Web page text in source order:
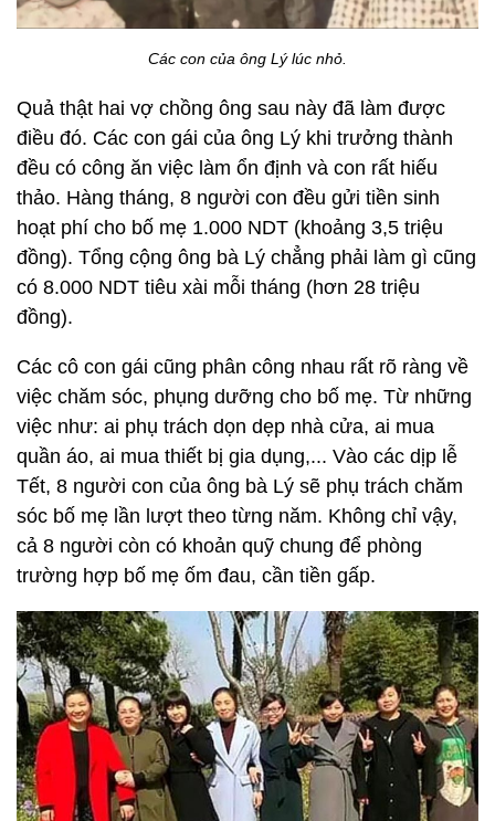
Các con của ông Lý lúc nhỏ.
Quả thật hai vợ chồng ông sau này đã làm được
điều đó. Các con gái của ông Lý khi trưởng thành
đều có công ăn việc làm ổn định và con rất hiếu
thảo. Hàng tháng, 8 người con đều gửi tiền sinh
hoạt phí cho bố mẹ 1.000 NDT (khoảng 3,5 triệu
đồng). Tổng cộng ông bà Lý chẳng phải làm gì cũng
có 8.000 NDT tiêu xài mỗi tháng (hơn 28 triệu
đồng).
Các cô con gái cũng phân công nhau rất rõ ràng về
việc chăm sóc, phụng dưỡng cho bố mẹ. Từ những
việc như: ai phụ trách dọn dẹp nhà cửa, ai mua
quần áo, ai mua thiết bị gia dụng,... Vào các dịp lễ
Tết, 8 người con của ông bà Lý sẽ phụ trách chăm
sóc bố mẹ lần lượt theo từng năm. Không chỉ vậy,
cả 8 người còn có khoản quỹ chung để phòng
trường hợp bố mẹ ốm đau, cần tiền gấp.